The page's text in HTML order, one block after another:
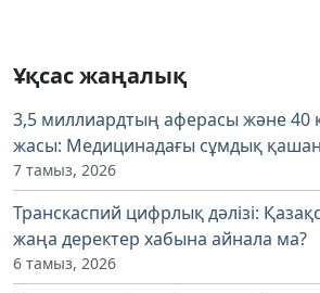
Ұқсас жаңалық
3,5 миллиардтың аферасы және 40
жасы: Медицинадағы сұмдық
7 тамыз, 2026
Транскаспий цифрлық дәлізі:
жаңа деректер хабына айнала ма?
6 тамыз, 2026